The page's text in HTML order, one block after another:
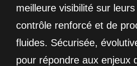
meilleure visibilité sur leurs
contrôle renforcé et de
fluides. Sécurisée,
pour répondre aux enjeux